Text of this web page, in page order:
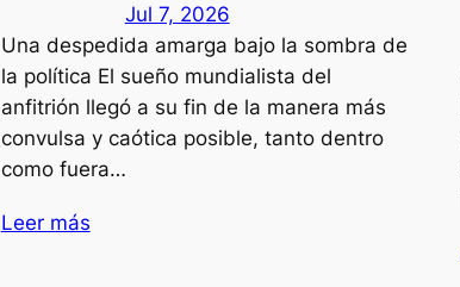
Jul 7, 2026
Una despedida amarga bajo la sombra de
la política El sueño mundialista del
anfitrión llegó a su fin de la manera más
convulsa y caótica posible, tanto dentro
como fuera…
Leer más